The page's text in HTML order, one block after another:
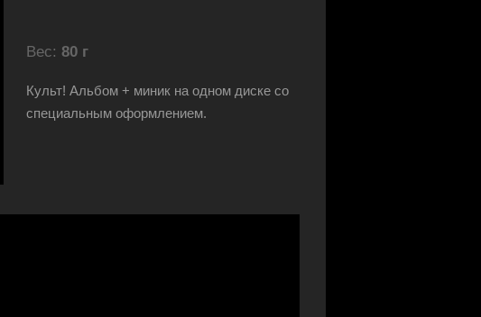
Вес: 80 г
Культ! Альбом + миник на одном диске со
специальным оформлением.